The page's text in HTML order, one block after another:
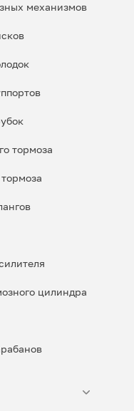
механизмов
тормоза
цилиндра